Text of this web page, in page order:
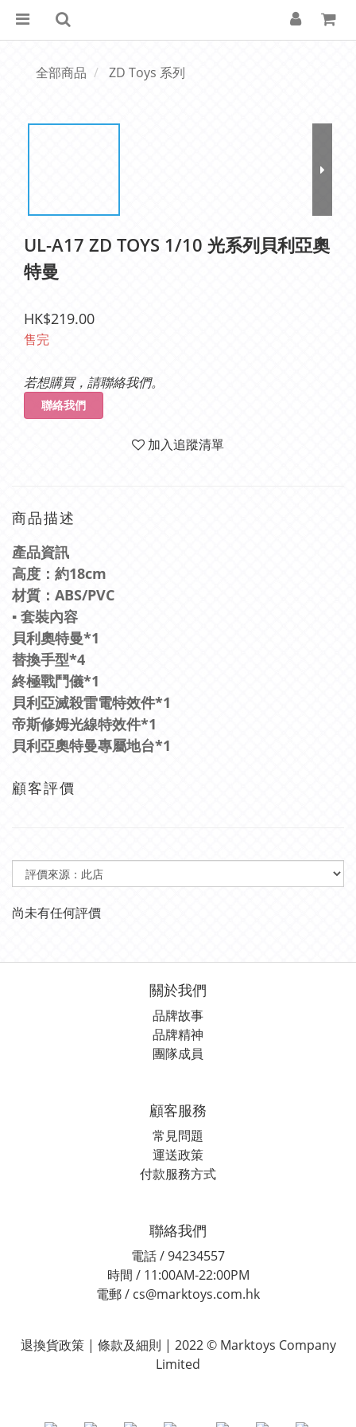
全部商品 ZD Toys 系列
UL-A17 ZD TOYS 1/10 光系列貝利亞奧
特曼
HK$219.00
售完
若想購買，請聯絡我們。
聯絡我們
加入追蹤清單
商品描述
產品資訊
高度：約18cm
材質：ABS/PVC
▪ 套裝內容
貝利奧特曼*1
替換手型*4
終極戰鬥儀*1
貝利亞滅殺雷電特效件*1
帝斯修姆光線特效件*1
貝利亞奧特曼專屬地台*1
顧客評價
尚未有任何評價
關於我們
品牌故事
品牌精神
團隊成員
顧客服務
常見問題
運送政策
付款服務方式
聯絡我們
電話 / 94234557
時間 / 11:00AM-22:00PM
電郵 / cs@marktoys.com.hk
退換貨政策 | 條款及細則 | 2022 © Marktoys Company
Limited